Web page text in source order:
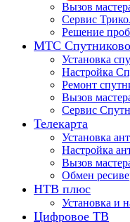
Вызов
Сервис
Решение
МТС
Установка
Настройка
Ремонт
Вызов
Сервис
Телекарта
Установка
Настройка
Вызов
Обмен
НТВ плюс
Установка и
Цифровое ТВ